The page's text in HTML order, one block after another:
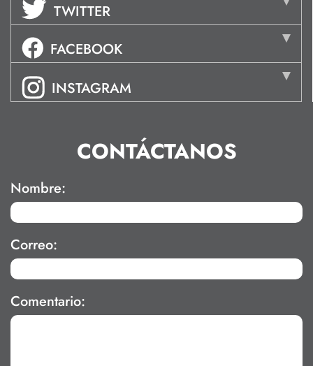
TWITTER
FACEBOOK
INSTAGRAM
CONTÁCTANOS
Nombre:
Correo:
Comentario: